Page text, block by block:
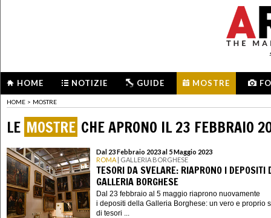
HOME NOTIZIE GUIDE MOSTRE
HOME > MOSTRE
LE MOSTRE CHE APRONO IL 23 FEBBRAIO
Dal 23 Febbraio 2023 al 5 Maggio 2023
ROMA | GALLERIA BORGHESE
TESORI DA SVELARE: RIAPRONO I DEPOSITI
GALLERIA BORGHESE
Dal 23 febbraio al 5 maggio riaprono nuovamente
i depositi della Galleria Borghese: un vero e proprio
di tesori ...